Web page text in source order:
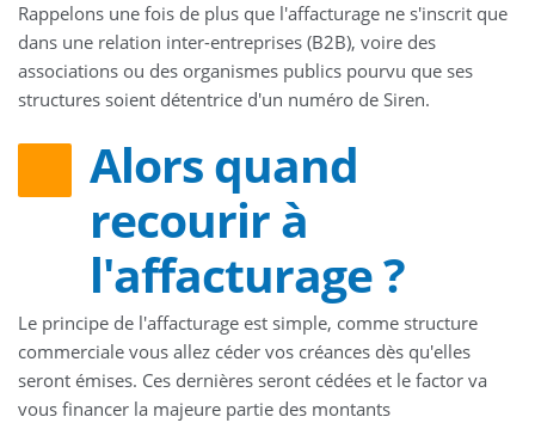
Rappelons une fois de plus que l'affacturage ne s'inscrit que
dans une relation inter-entreprises (B2B), voire des
associations ou des organismes publics pourvu que ses
structures soient détentrice d'un numéro de Siren.
Alors quand
recourir à
l'affacturage ?
Le principe de l'affacturage est simple, comme structure
commerciale vous allez céder vos créances dès qu'elles
seront émises. Ces dernières seront cédées et le factor va
vous financer la majeure partie des montants